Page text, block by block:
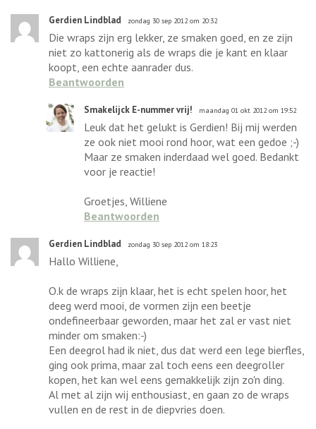
Gerdien Lindblad zondag 30 sep 2012 om 20:32
Die wraps zijn erg lekker, ze smaken goed, en ze zijn
niet zo kattonerig als de wraps die je kant en klaar
koopt, een echte aanrader dus.
Beantwoorden
Smakelijck E-nummer vrij! maandag 01 okt 2012 om 19:52
Leuk dat het gelukt is Gerdien! Bij mij werden
ze ook niet mooi rond hoor, wat een gedoe ;-)
Maar ze smaken inderdaad wel goed. Bedankt
voor je reactie!
Groetjes, Williene
Beantwoorden
Gerdien Lindblad zondag 30 sep 2012 om 18:23
Hallo Williene,
O.k de wraps zijn klaar, het is echt spelen hoor, het
deeg werd mooi, de vormen zijn een beetje
ondefineerbaar geworden, maar het zal er vast niet
minder om smaken:-)
Een deegrol had ik niet, dus dat werd een lege bierfles,
ging ook prima, maar zal toch eens een deegroller
kopen, het kan wel eens gemakkelijk zijn zo'n ding.
Al met al zijn wij enthousiast, en gaan zo de wraps
vullen en de rest in de diepvries doen.